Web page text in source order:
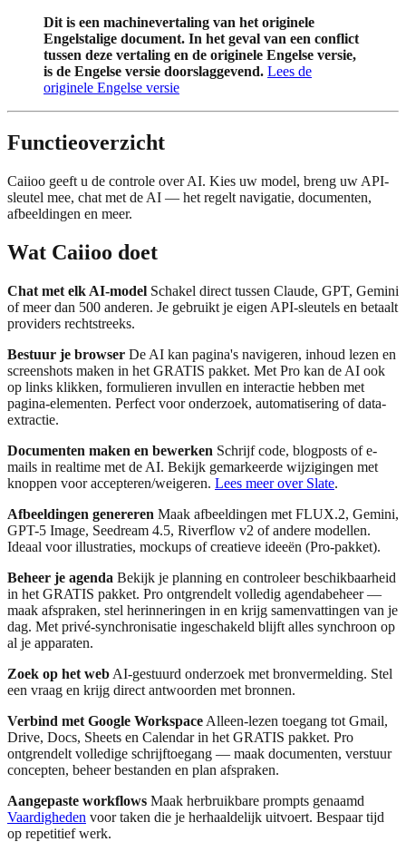
Dit is een machinevertaling van het originele
Engelstalige document. In het geval van een conflict
tussen deze vertaling en de originele Engelse versie,
is de Engelse versie doorslaggevend. Lees de
originele Engelse versie
Functieoverzicht
Caiioo geeft u de controle over AI. Kies uw model, breng uw API-
sleutel mee, chat met de AI — het regelt navigatie, documenten,
afbeeldingen en meer.
Wat Caiioo doet
Chat met elk AI-model Schakel direct tussen Claude, GPT, Gemini
of meer dan 500 anderen. Je gebruikt je eigen API-sleutels en betaalt
providers rechtstreeks.
Bestuur je browser De AI kan pagina's navigeren, inhoud lezen en
screenshots maken in het GRATIS pakket. Met Pro kan de AI ook
op links klikken, formulieren invullen en interactie hebben met
pagina-elementen. Perfect voor onderzoek, automatisering of data-
extractie.
Documenten maken en bewerken Schrijf code, blogposts of e-
mails in realtime met de AI. Bekijk gemarkeerde wijzigingen met
knoppen voor accepteren/weigeren. Lees meer over Slate.
Afbeeldingen genereren Maak afbeeldingen met FLUX.2, Gemini,
GPT-5 Image, Seedream 4.5, Riverflow v2 of andere modellen.
Ideaal voor illustraties, mockups of creatieve ideeën (Pro-pakket).
Beheer je agenda Bekijk je planning en controleer beschikbaarheid
in het GRATIS pakket. Pro ontgrendelt volledig agendabeheer —
maak afspraken, stel herinneringen in en krijg samenvattingen van je
dag. Met privé-synchronisatie ingeschakeld blijft alles synchroon op
al je apparaten.
Zoek op het web AI-gestuurd onderzoek met bronvermelding. Stel
een vraag en krijg direct antwoorden met bronnen.
Verbind met Google Workspace Alleen-lezen toegang tot Gmail,
Drive, Docs, Sheets en Calendar in het GRATIS pakket. Pro
ontgrendelt volledige schrijftoegang — maak documenten, verstuur
concepten, beheer bestanden en plan afspraken.
Aangepaste workflows Maak herbruikbare prompts genaamd
Vaardigheden voor taken die je herhaaldelijk uitvoert. Bespaar tijd
op repetitief werk.